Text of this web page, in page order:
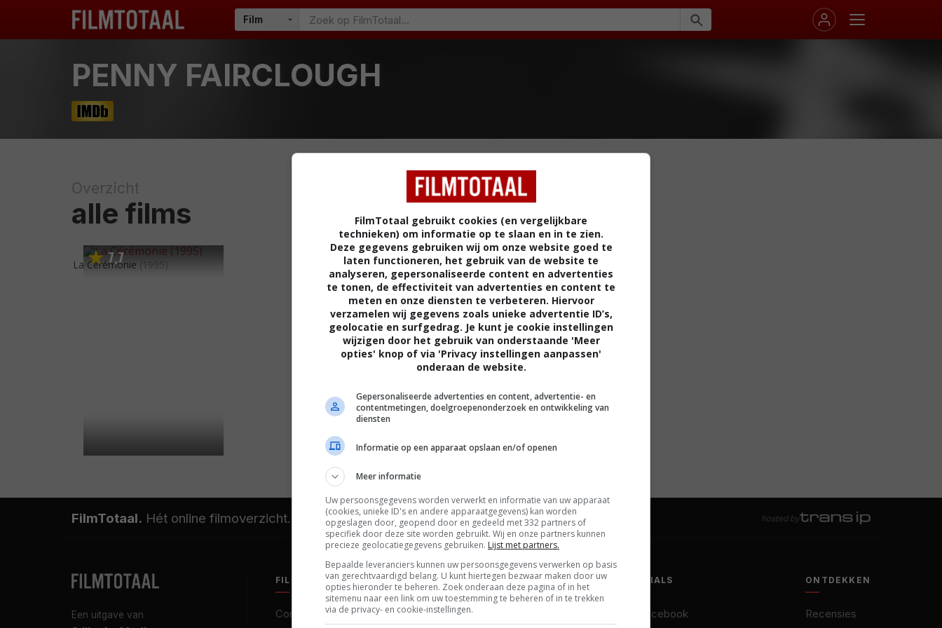
PENNY FAIRCLOUGH
Overzicht
alle films
7,7
La Cérémonie (1995)
FilmTotaal. Hét online filmoverzicht. hosted by
Een uitgave van
FILMTOTAAL
Contact
BELEID
Privacy
SOCIALS
Facebook
ONTDEKKEN
Recensies
FilmTotaal gebruikt cookies (en vergelijkbare
technieken) om informatie op te slaan en in te zien.
Deze gegevens gebruiken wij om onze website goed te
laten functioneren, het gebruik van de website te
analyseren, gepersonaliseerde content en advertenties
te tonen, de effectiviteit van advertenties en content te
meten en onze diensten te verbeteren. Hiervoor
verzamelen wij gegevens zoals unieke advertentie ID’s,
geolocatie en surfgedrag. Je kunt je cookie instellingen
wijzigen door het gebruik van onderstaande 'Meer
opties' knop of via 'Privacy instellingen aanpassen'
onderaan de website.
Gepersonaliseerde advertenties en content, advertentie- en
contentmetingen, doelgroepenonderzoek en ontwikkeling van
diensten
Informatie op een apparaat opslaan en/of openen
Meer informatie
Uw persoonsgegevens worden verwerkt en informatie van uw apparaat
(cookies, unieke ID's en andere apparaatgegevens) kan worden
opgeslagen door, geopend door en gedeeld met 332 partners of
specifiek door deze site worden gebruikt. Wij en onze partners kunnen
precieze geolocatiegegevens gebruiken. Lijst met partners.
Bepaalde leveranciers kunnen uw persoonsgegevens verwerken op basis
van gerechtvaardigd belang. U kunt hiertegen bezwaar maken door uw
opties hieronder te beheren. Zoek onderaan deze pagina of in het
sitemenu naar een link om uw toestemming te beheren of in te trekken
via de privacy- en cookie-instellingen.